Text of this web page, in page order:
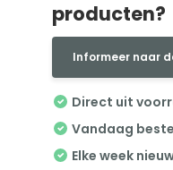
producten?
Informeer naar
Direct uit
Vandaag
Elke week